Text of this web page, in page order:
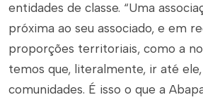
entidades de classe. “Uma
próxima ao seu associado, e em
proporções territoriais, como a
temos que, literalmente, ir até ele,
comunidades. É isso o que a